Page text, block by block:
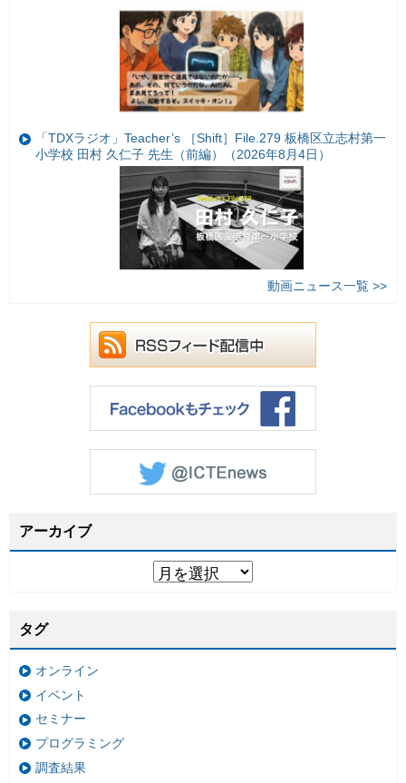
「TDXラジオ」Teacher’s ［Shift］File.279 板橋区立志村第一
小学校 田村 久仁子 先生（前編）（2026年8月4日）
動画ニュース一覧 >>
アーカイブ
タグ
オンライン
イベント
セミナー
プログラミング
調査結果